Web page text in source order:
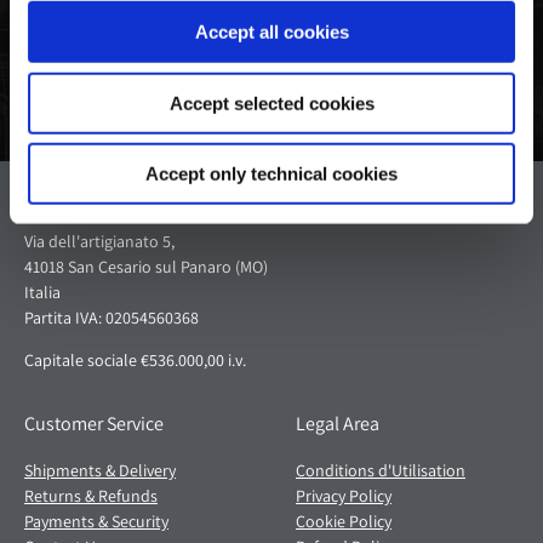
Accept all cookies
Accept selected cookies
Accept only technical cookies
Pagani S.p.A.
Via dell'artigianato 5,
41018 San Cesario sul Panaro (MO)
Italia
Partita IVA: 02054560368
Capitale sociale €536.000,00 i.v.
Customer Service
Shipments & Delivery
Returns & Refunds
Payments & Security
Legal Area
Conditions d'Utilisation
Privacy Policy
Cookie Policy